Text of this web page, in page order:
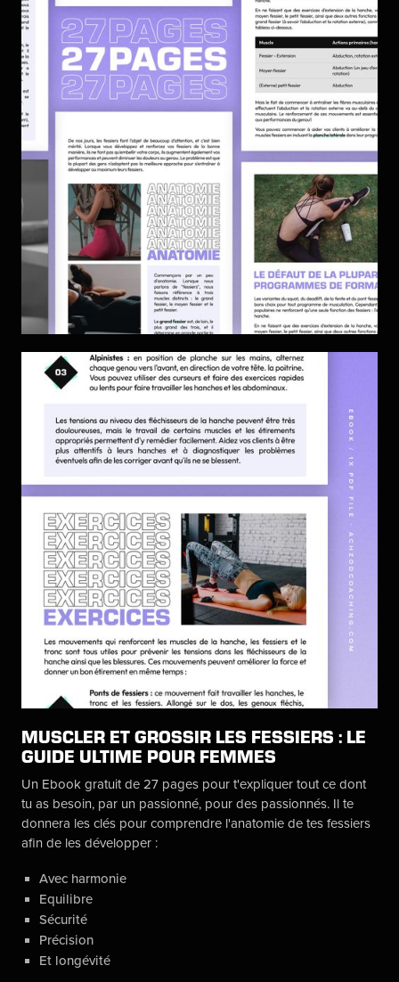
MUSCLER ET GROSSIR LES FESSIERS : LE
GUIDE ULTIME POUR FEMMES
Un Ebook gratuit de 27 pages pour t'expliquer tout ce dont
tu as besoin, par un passionné, pour des passionnés. Il te
donnera les clés pour comprendre l'anatomie de tes fessiers
afin de les développer :
Avec harmonie
Equilibre
Sécurité
Précision
Et longévité